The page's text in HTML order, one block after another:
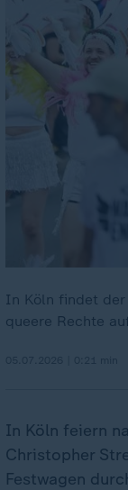
In Köln findet
queere Rechte
In Köln feiern
Christopher
Festwagen